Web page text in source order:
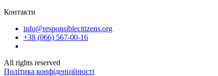
Контакти
info@responsiblecitizens.org
+38 (066) 567-00-16
All rights reserved
Політика конфіденційності